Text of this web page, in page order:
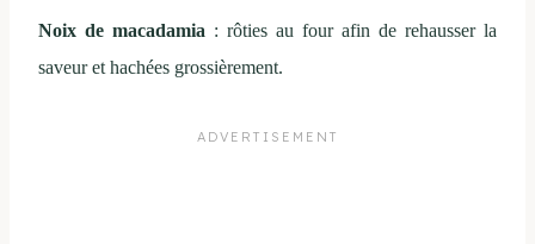
Noix de macadamia : rôties au four afin de rehausser la
saveur et hachées grossièrement.